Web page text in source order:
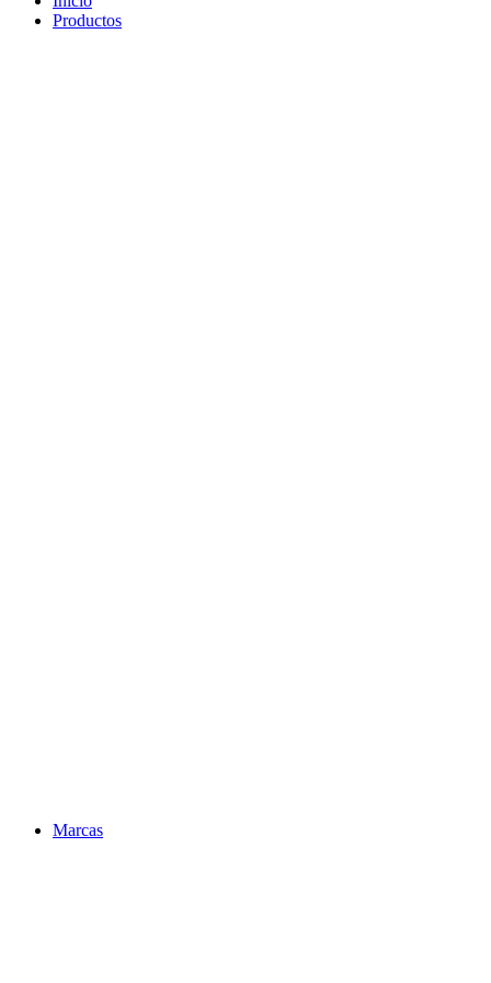
Productos
Marcas